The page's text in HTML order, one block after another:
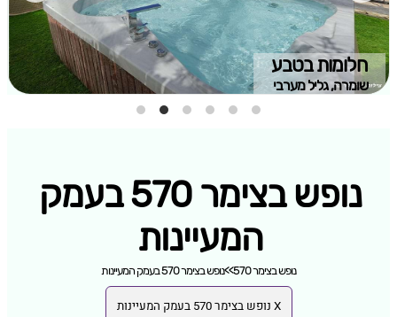
חלומות בטבע
שומרה, גליל מערבי
נופש בצימר 570 בעמק
המעיינות
נופש בצימר 570 >>נופש בצימר 570 בעמק המעיינות
X נופש בצימר 570 בעמק המעיינות